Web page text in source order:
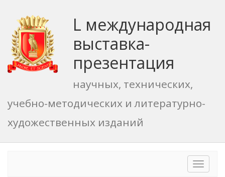
L международная
выставка-
презентация
научных, технических,
учебно-методических и литературно-
художественных изданий
Toggle